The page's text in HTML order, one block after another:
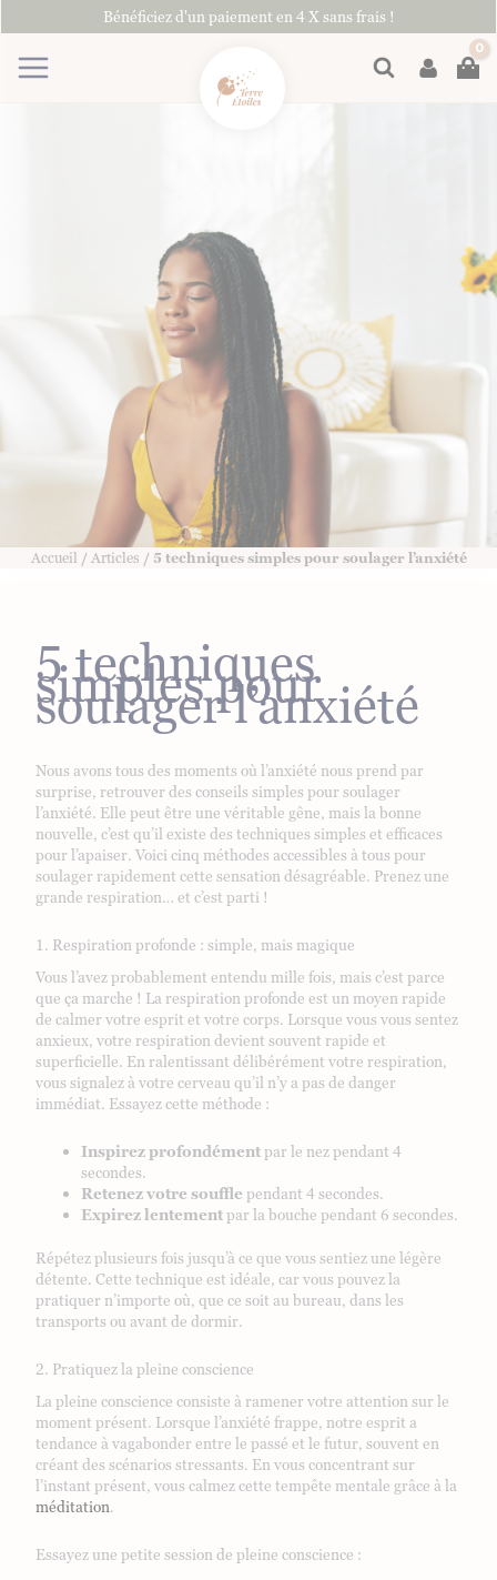
au
Bénéficiez d'un paiement en 4 X sans frais !
Rechercher
Accueil / Articles / 5 techniques simples pour soulager l’anxiété
5 techniques
simples pour
soulager l’anxiété
Nous avons tous des moments où l’anxiété nous prend par
surprise, retrouver des conseils simples pour soulager
l’anxiété. Elle peut être une véritable gêne, mais la bonne
nouvelle, c’est qu’il existe des techniques simples et efficaces
pour l’apaiser. Voici cinq méthodes accessibles à tous pour
soulager rapidement cette sensation désagréable. Prenez une
grande respiration… et c’est parti !
1. Respiration profonde : simple, mais magique
Vous l’avez probablement entendu mille fois, mais c’est parce
que ça marche ! La respiration profonde est un moyen rapide
de calmer votre esprit et votre corps. Lorsque vous vous sentez
anxieux, votre respiration devient souvent rapide et
superficielle. En ralentissant délibérément votre respiration,
vous signalez à votre cerveau qu’il n’y a pas de danger
immédiat. Essayez cette méthode :
Inspirez profondémentpar le nez pendant 4
secondes.
Retenez votre souffle pendant 4 secondes.
Expirez lentementpar la bouche pendant 6 secondes.
Répétez plusieurs fois jusqu’à ce que vous sentiez une légère
détente. Cette technique est idéale, car vous pouvez la
pratiquer n’importe où, que ce soit au bureau, dans les
transports ou avant de dormir.
2. Pratiquez la pleine conscience
La pleine conscience consiste à ramener votre attention sur le
moment présent. Lorsque l’anxiété frappe, notre esprit a
tendance à vagabonder entre le passé et le futur, souvent en
créant des scénarios stressants. En vous concentrant sur
l’instant présent, vous calmez cette tempête mentale grâce à la
méditation.
Essayez une petite session de pleine conscience :